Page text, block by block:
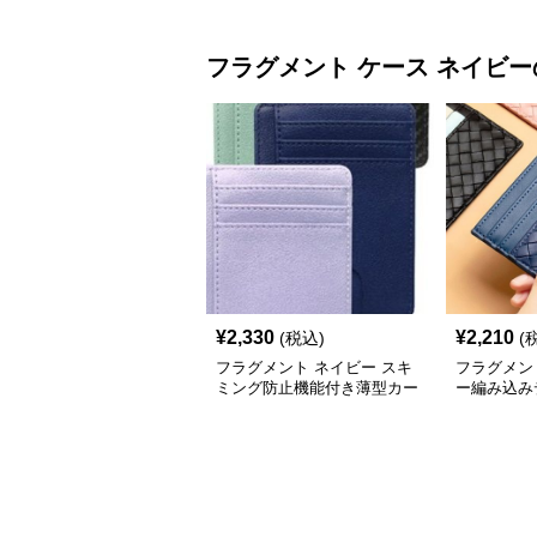
フラグメント ケース ネイビー
¥2,330 (税込)
フラグメント ネイビー スキ
ミング防止機能付き薄型カー
¥2,210 (
フラグメ
ー編み込